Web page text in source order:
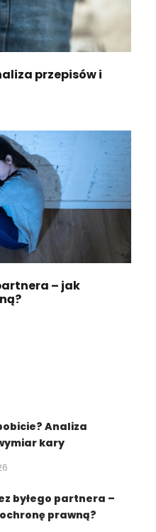
przepisów i
– jak
Analiza
kary
byłego partnera –
prawną?